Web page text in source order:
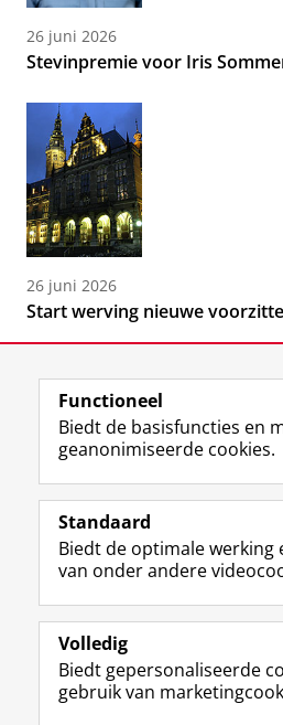
26 juni 2026
Stevinpremie voor Iris
26 juni 2026
Start werving nieuwe
Volg de RUG
F
a
e
b
o
p
a
Studiekiezers
Alumni
Over ons
Functioneel
Biedt de basisfuncties en
geanonimiseerde cookies.
Standaard
Biedt de optimale werking
van onder andere
Volledig
Biedt gepersonaliseerde
gebruik van